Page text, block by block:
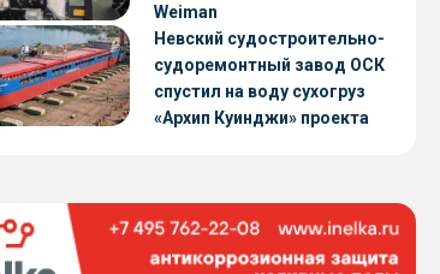
Weiman
Невский судостроительно-
судоремонтный завод ОСК
спустил на воду сухогруз
«Архип Куинджи» проекта